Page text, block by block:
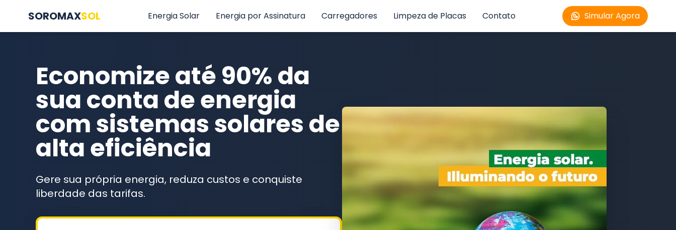
SOROMAXSOL Energia Solar Energia por Assinatura Carregadores Limpeza de Placas Contato Simular Agora
Economize até 90% da
sua conta de energia
com sistemas solares de
alta eficiência
Gere sua própria energia, reduza custos e conquiste
liberdade das tarifas.